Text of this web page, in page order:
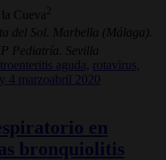
la Cueva
del Sol. Marbella (Málaga).
Pediatría. Sevilla
aguda,
rotavirus,
4 marzoabril 2020
en
bronquiolitis